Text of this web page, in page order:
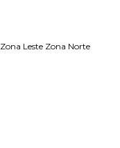
Zona Leste Zona Norte